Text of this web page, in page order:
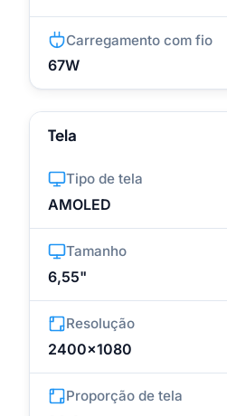
Carregamento com fio
67W
Tela
Tipo de tela
AMOLED
Tamanho
6,55"
Resolução
2400x1080
Proporção de tela